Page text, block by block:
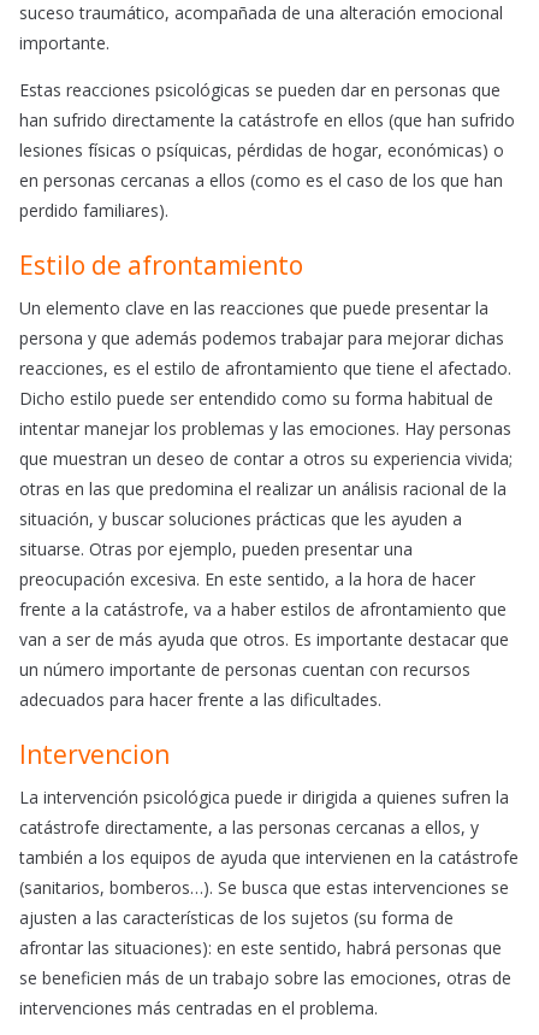
suceso traumático, acompañada de una alteración emocional
importante.
Estas reacciones psicológicas se pueden dar en personas que
han sufrido directamente la catástrofe en ellos (que han sufrido
lesiones físicas o psíquicas, pérdidas de hogar, económicas) o
en personas cercanas a ellos (como es el caso de los que han
perdido familiares).
Estilo de afrontamiento
Un elemento clave en las reacciones que puede presentar la
persona y que además podemos trabajar para mejorar dichas
reacciones, es el estilo de afrontamiento que tiene el afectado.
Dicho estilo puede ser entendido como su forma habitual de
intentar manejar los problemas y las emociones. Hay personas
que muestran un deseo de contar a otros su experiencia vivida;
otras en las que predomina el realizar un análisis racional de la
situación, y buscar soluciones prácticas que les ayuden a
situarse. Otras por ejemplo, pueden presentar una
preocupación excesiva. En este sentido, a la hora de hacer
frente a la catástrofe, va a haber estilos de afrontamiento que
van a ser de más ayuda que otros. Es importante destacar que
un número importante de personas cuentan con recursos
adecuados para hacer frente a las dificultades.
Intervencion
La intervención psicológica puede ir dirigida a quienes sufren la
catástrofe directamente, a las personas cercanas a ellos, y
también a los equipos de ayuda que intervienen en la catástrofe
(sanitarios, bomberos…). Se busca que estas intervenciones se
ajusten a las características de los sujetos (su forma de
afrontar las situaciones): en este sentido, habrá personas que
se beneficien más de un trabajo sobre las emociones, otras de
intervenciones más centradas en el problema.